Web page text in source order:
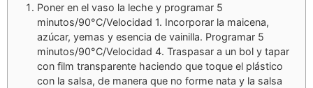
Poner en el vaso la leche y programar 5
minutos/90°C/Velocidad 1. Incorporar la maicena,
azúcar, yemas y esencia de vainilla. Programar 5
minutos/90°C/Velocidad 4. Traspasar a un bol y tapar
con film transparente haciendo que toque el plástico
con la salsa, de manera que no forme nata y la salsa